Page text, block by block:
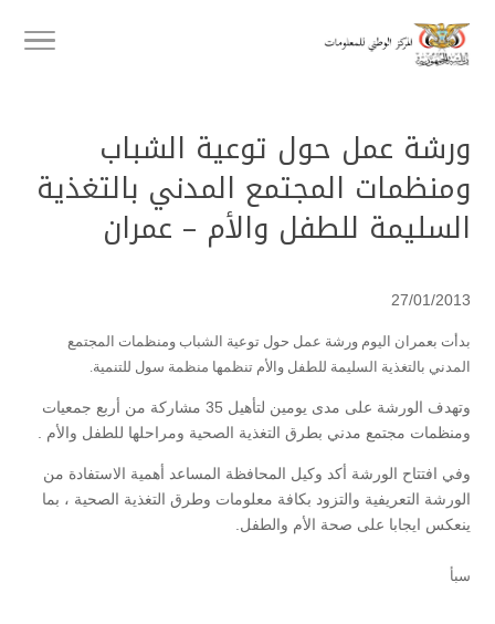
ورشة عمل حول توعية الشباب
ومنظمات المجتمع المدني بالتغذية
السليمة للطفل والأم – عمران
27/01/2013
بدأت بعمران اليوم ورشة عمل حول توعية الشباب ومنظمات المجتمع
المدني بالتغذية السليمة للطفل والأم تنظمها منظمة سول للتنمية.
وتهدف الورشة على مدى يومين لتأهيل 35 مشاركة من أربع جمعيات
ومنظمات مجتمع مدني بطرق التغذية الصحية ومراحلها للطفل والأم .
وفي افتتاح الورشة أكد وكيل المحافظة المساعد أهمية الاستفادة من
الورشة التعريفية والتزود بكافة معلومات وطرق التغذية الصحية ، بما
ينعكس ايجابا على صحة الأم والطفل.
سبأ